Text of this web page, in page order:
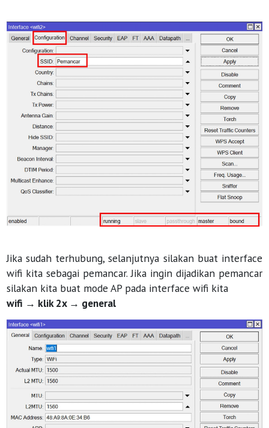
Jika sudah terhubung, selanjutnya silakan buat interface
wifi kita sebagai pemancar. Jika ingin dijadikan pemancar
silakan kita buat mode AP pada interface wifi kita
wifi → klik 2x → general